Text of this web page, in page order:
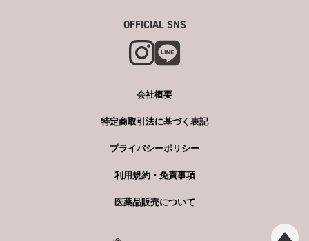
OFFICIAL SNS
会社概要
特定商取引法に基づく表記
プライバシーポリシー
利用規約・免責事項
医薬品販売について